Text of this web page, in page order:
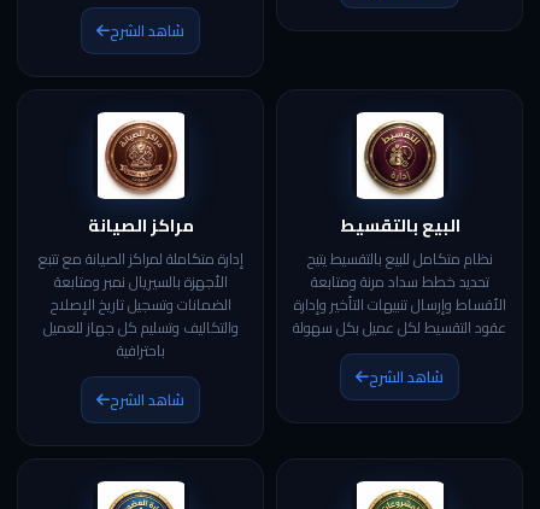
شاهد الشرح
البيع بالتقسيط
نظام متكامل للبيع بالتقسيط يتيح
تحديد خطط سداد مرنة ومتابعة
الأقساط وإرسال تنبيهات التأخير وإدارة
عقود التقسيط لكل عميل بكل سهولة
شاهد الشرح
مراكز الصيانة
إدارة متكاملة لمراكز الصيانة مع تتبع
الأجهزة بالسيريال نمبر ومتابعة
الضمانات وتسجيل تاريخ الإصلاح
والتكاليف وتسليم كل جهاز للعميل
باحترافية
شاهد الشرح